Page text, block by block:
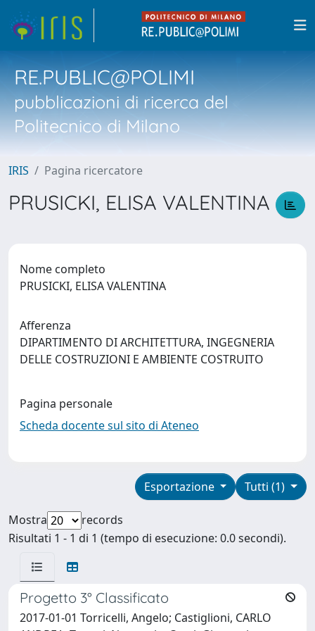
RE.PUBLIC@POLIMI
pubblicazioni di ricerca del
Politecnico di Milano
IRIS Pagina ricercatore
PRUSICKI, ELISA VALENTINA
Nome completo
PRUSICKI, ELISA VALENTINA
Afferenza
DIPARTIMENTO DI ARCHITETTURA, INGEGNERIA
DELLE COSTRUZIONI E AMBIENTE COSTRUITO
Pagina personale
Scheda docente sul sito di Ateneo
Tutti (1)
Esportazione
Mostra
records
Risultati 1 - 1 di 1 (tempo di esecuzione: 0.0 secondi).
Progetto 3° Classificato
2017-01-01 Torricelli, Angelo; Castiglioni, CARLO